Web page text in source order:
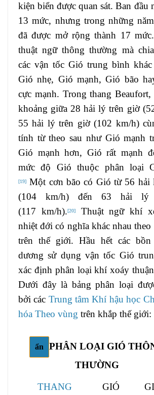
kiện biển được quan sát. Ban đầu
13 mức, nhưng trong những
đã được mở rộng thành 17 mức.
thuật ngữ thông thường mà
các vận tốc Gió trung bình
Gió nhẹ, Gió mạnh, Gió bão
cực mạnh. Trong thang
khoảng giữa 28 hải lý trên giờ
55 hải lý trên giờ (102 km/h)
tính từ theo sau như Gió mạnh
Gió mạnh hơn, Gió rất mạnh
mức độ Gió thuộc phân loại
[19] Một cơn bão có Gió từ 56 hải
(104 km/h) đến 63 hải lý
(117 km/h).[20]Thuật ngữ khí
nhiệt đới có nghĩa khác nhau
trên thế giới. Hầu hết các
dương sử dụng vận tốc Gió
xác định phân loại khí xoáy
Dưới đây là bảng phân loại
bởi các Trung tâm Khí hậu học
hóa Theo vùng trên khắp thế giới:
ẩn
PHÂN LOẠI GIÓ
THƯỜNG
THANG
GIÓ